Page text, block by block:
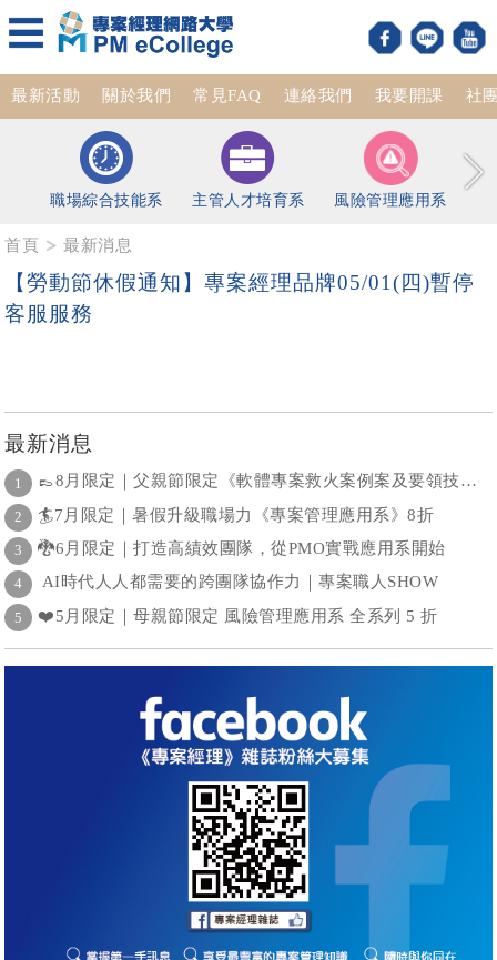
最新活動 關於我們 常見FAQ 連絡我們 我要開課 社
職場綜合技能系 主管人才培育系 風險管理應用系
首頁 最新消息
【勞動節休假通知】專案經理品牌05/01(四)暫停
客服服務
最新消息
1 👞8月限定｜父親節限定《軟體專案救火案例案及要領技巧分享 》課程88折
2 🏄7月限定｜暑假升級職場力《專案管理應用系》8折
3 🐉6月限定｜打造高績效團隊，從PMO實戰應用系開始
4 AI時代人人都需要的跨團隊協作力｜專案職人SHOW
5 ❤️5月限定｜母親節限定 風險管理應用系 全系列 5 折